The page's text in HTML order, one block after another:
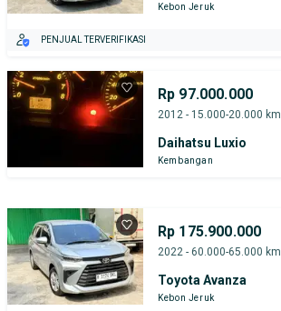
Kebon Jeruk
PENJUAL TERVERIFIKASI
Rp 97.000.000
2012 - 15.000-20.000 km
Daihatsu Luxio
Kembangan
Rp 175.900.000
2022 - 60.000-65.000 km
Toyota Avanza
Kebon Jeruk